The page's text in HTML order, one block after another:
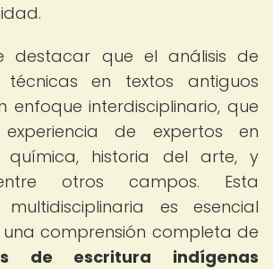
destacar que el análisis de
en textos antiguos
enfoque interdisciplinario, que
de expertos en
química, historia del arte, y
otros campos. Esta
es esencial
comprensión completa de
de escritura indígenas